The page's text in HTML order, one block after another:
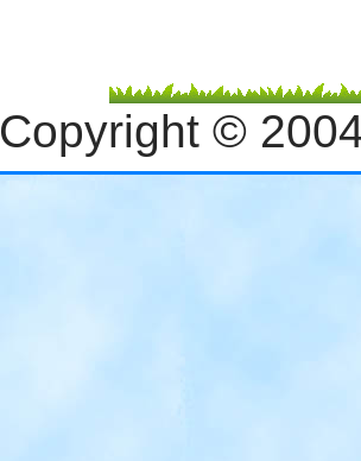
Copyright ©